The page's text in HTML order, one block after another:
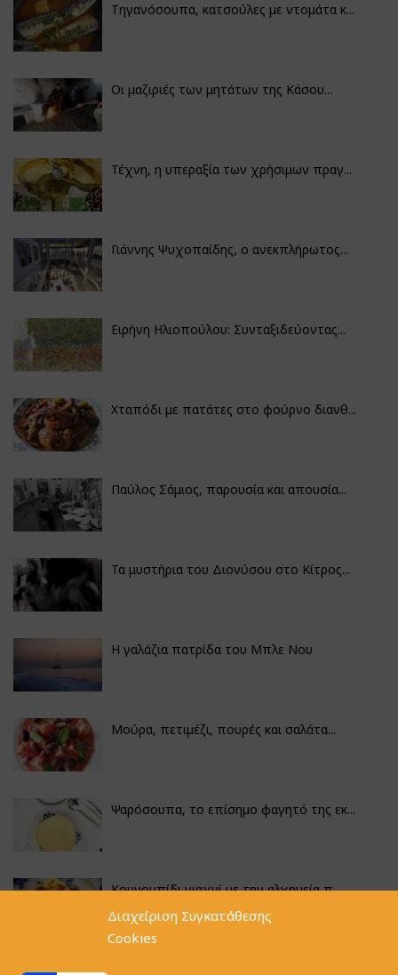
Διαχείριση Συγκατάθεσης
Cookies
Τηγανόσουπα, κατσούλες με ντομάτα κ...
Οι μαζιριές των μητάτων της Κάσου...
Τέχνη, η υπεραξία των χρήσιμων πραγ...
Γιάννης Ψυχοπαίδης, ο ανεκπλήρωτος...
Ειρήνη Ηλιοπούλου: Συνταξιδεύοντας...
Χταπόδι με πατάτες στο φούρνο διανθ...
Παύλος Σάμιος, παρουσία και απουσία...
Τα μυστήρια του Διονύσου στο Κίτρος...
Η γαλάζια πατρίδα του Μπλε Νου
Μούρα, πετιμέζι, πουρές και σαλάτα...
Ψαρόσουπα, το επίσημο φαγητό της εκ...
Κουνουπίδι γιαχνί με την αλχημεία π...